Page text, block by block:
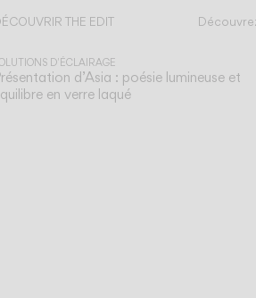
THE EDIT
lire
D'ÉCLAIRAGE
d’Asia : poésie lumineuse et
en verre laqué